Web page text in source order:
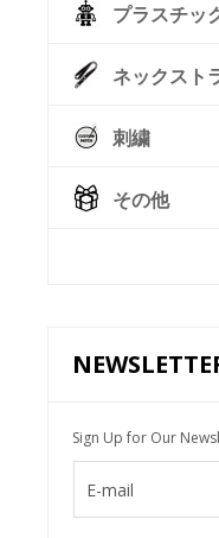
プラスチッ
ネックスト
刺繍
その他
Sign Up for Our